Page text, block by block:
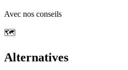
Avec nos conseils
🗺️
Alternatives